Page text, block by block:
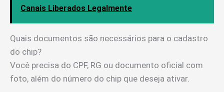
Canais Liberados Legalmente
Quais documentos são necessários para o cadastro
do chip?
Você precisa do CPF, RG ou documento oficial com
foto, além do número do chip que deseja ativar.